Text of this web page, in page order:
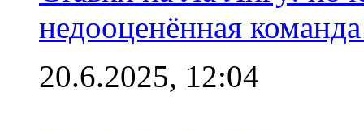
недооценённая
20.6.2025, 12:04